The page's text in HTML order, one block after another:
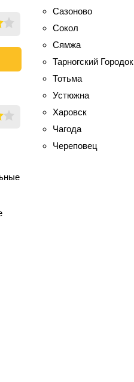
Сазоново
Сокол
Сямжа
Тарногский Городок
Тотьма
Устюжна
Харовск
Чагода
Череповец